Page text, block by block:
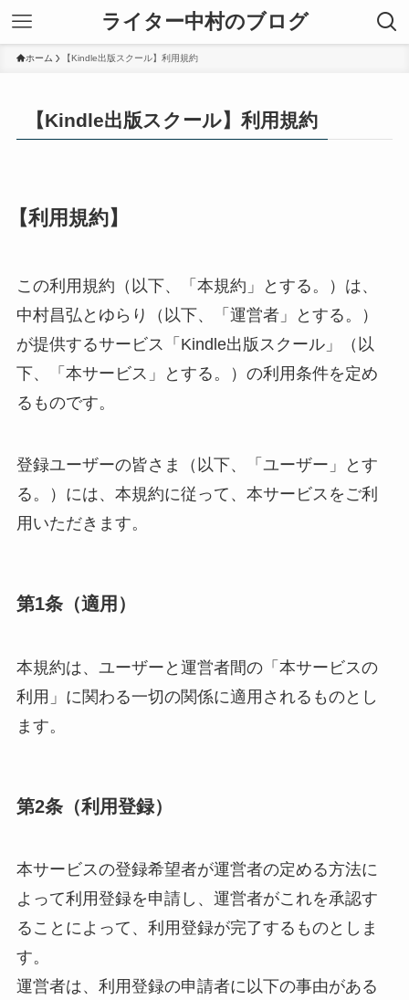
ライター中村のブログ
ホーム 【Kindle出版スクール】利用規約
【Kindle出版スクール】利用規約
【利用規約】
この利用規約（以下、「本規約」とする。）は、
中村昌弘とゆらり（以下、「運営者」とする。）
が提供するサービス「Kindle出版スクール」（以
下、「本サービス」とする。）の利用条件を定め
るものです。
登録ユーザーの皆さま（以下、「ユーザー」とす
る。）には、本規約に従って、本サービスをご利
用いただきます。
第1条（適用）
本規約は、ユーザーと運営者間の「本サービスの
利用」に関わる一切の関係に適用されるものとし
ます。
第2条（利用登録）
本サービスの登録希望者が運営者の定める方法に
よって利用登録を申請し、運営者がこれを承認す
ることによって、利用登録が完了するものとしま
す。
運営者は、利用登録の申請者に以下の事由がある